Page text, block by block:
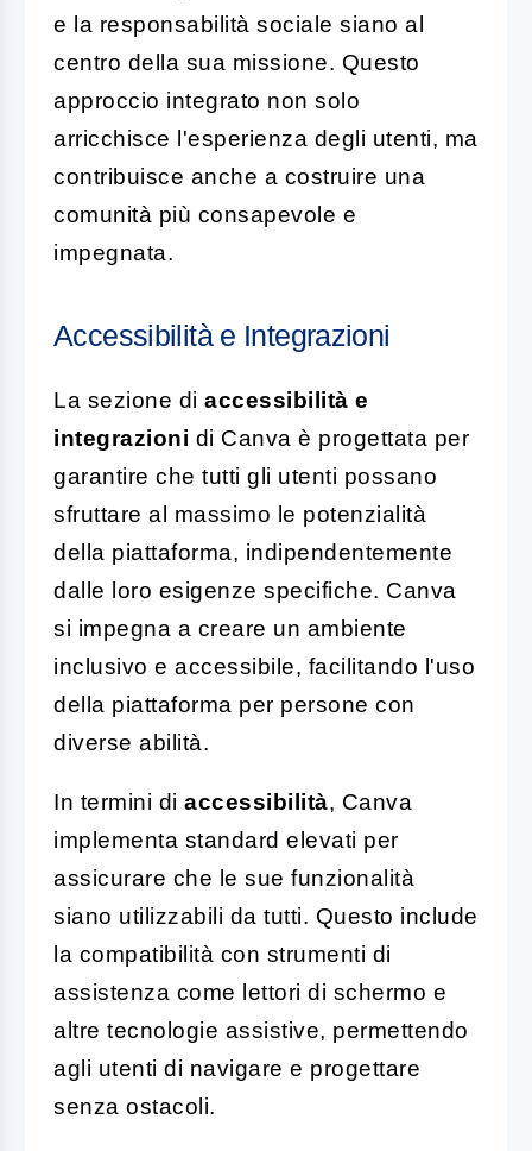
e la responsabilità sociale siano al
centro della sua missione. Questo
approccio integrato non solo
arricchisce l'esperienza degli utenti, ma
contribuisce anche a costruire una
comunità più consapevole e
impegnata.
Accessibilità e Integrazioni
La sezione di accessibilità e
integrazioni di Canva è progettata per
garantire che tutti gli utenti possano
sfruttare al massimo le potenzialità
della piattaforma, indipendentemente
dalle loro esigenze specifiche. Canva
si impegna a creare un ambiente
inclusivo e accessibile, facilitando l'uso
della piattaforma per persone con
diverse abilità.
In termini di accessibilità, Canva
implementa standard elevati per
assicurare che le sue funzionalità
siano utilizzabili da tutti. Questo include
la compatibilità con strumenti di
assistenza come lettori di schermo e
altre tecnologie assistive, permettendo
agli utenti di navigare e progettare
senza ostacoli.